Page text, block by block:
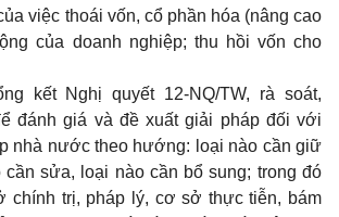
việc thoái vốn, cổ phần hóa (nâng cao
của doanh nghiệp; thu hồi vốn cho
kết Nghị quyết 12-NQ/TW, rà soát,
đánh giá và đề xuất giải pháp đối với
nhà nước theo hướng: loại nào cần giữ
cần sửa, loại nào cần bổ sung; trong đó
chính trị, pháp lý, cơ sở thực tiễn, bám